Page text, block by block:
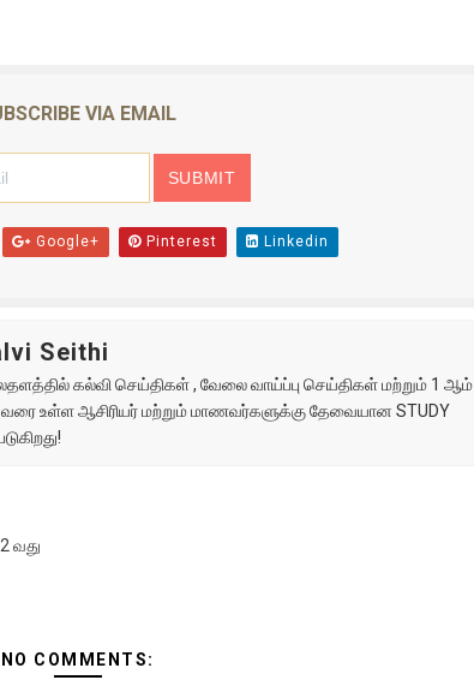
VIA EMAIL
Google+ Pinterest Linkedin
Seithi
கல்வி செய்திகள் , வேலை வாய்ப்பு செய்திகள் மற்றும் 1 ஆம்
வரை உள்ள ஆசிரியர் மற்றும் மாணவர்களுக்கு தேவையான STUDY
வது
NO COMMENTS: